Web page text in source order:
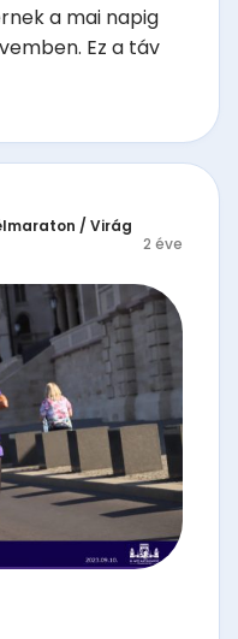
a mai napig
Ez a táv
/ Virág
2 éve